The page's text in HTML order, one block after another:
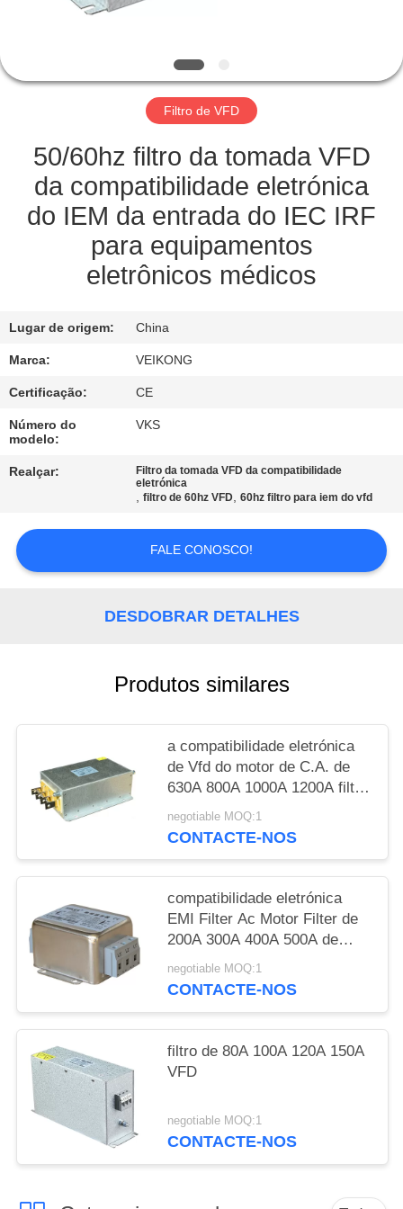
FÁBRICA
CONTROLE
DE
QUALIDADE
ENTRE
EM
CONTATO
CONOSCO
PEÇA
UMAS
CITAÇÕES
MAPA
DO
POLÍTICA
PRIVACIDADE
Filtro de VFD
50/60hz filtro da tomada VFD
da compatibilidade eletrónica
do IEM da entrada do IEC IRF
para equipamentos
eletrônicos médicos
Lugar de origem: China
Marca: VEIKONG
Certificação: CE
Número do
modelo:
VKS
Realçar:
Filtro da tomada VFD da compatibilidade
eletrónica
,filtro de 60hz VFD,60hz filtro para iem do vfd
FALE CONOSCO!
DESDOBRAR DETALHES
Produtos similares
a compatibilidade eletrónica
de Vfd do motor de C.A. de
630A 800A 1000A 1200A filtra
a saída de 3 fases
negotiable MOQ:1
CONTACTE-NOS
compatibilidade eletrónica
EMI Filter Ac Motor Filter de
200A 300A 400A 500A de
passe baixo
negotiable MOQ:1
CONTACTE-NOS
filtro de 80A 100A 120A 150A
VFD
negotiable MOQ:1
CONTACTE-NOS